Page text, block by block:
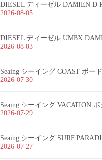
DIESEL ディーゼル DAMIEN D
2026-08-05
DIESEL ディーゼル UMBX
2026-08-03
Seaing シーイング COAST ボー
2026-07-30
Seaing シーイング VACATION
2026-07-29
Seaing シーイング SURF
2026-07-27